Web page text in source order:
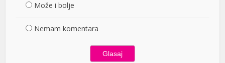
Može i bolje
Nemam komentara